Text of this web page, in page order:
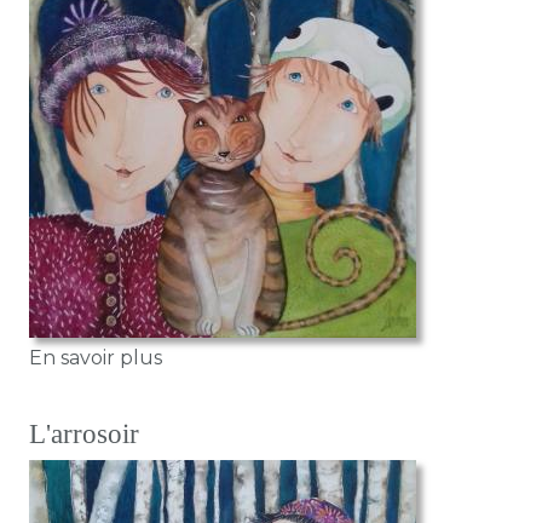
En savoir plussur Les Jumelles
L'arrosoir